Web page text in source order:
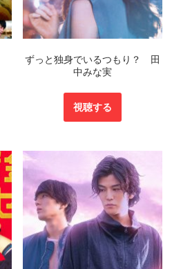
ずっと独身でいるつもり？ 田
中みな実
視聴する